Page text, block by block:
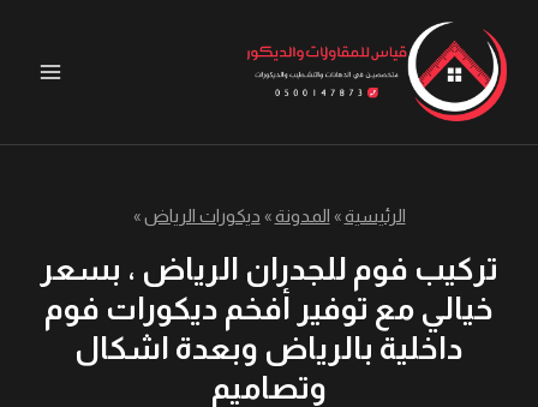
المحتوى
الرئيسية» المدونة» ديكورات الرياض»
تركيب فوم للجدران الرياض ، بسعر
خيالي مع توفير أفخم ديكورات فوم
داخلية بالرياض وبعدة اشكال
وتصاميم